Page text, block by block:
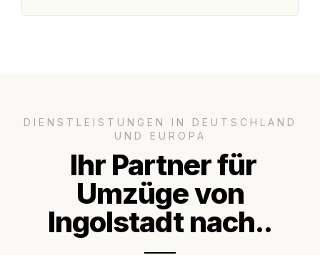
DIENSTLEISTUNGEN IN DEUTSCHLAND
UND EUROPA
Ihr Partner für
Umzüge von
Ingolstadt nach..